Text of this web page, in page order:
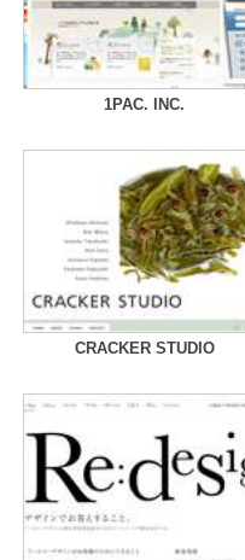
1PAC. INC.
CRACKER STUDIO